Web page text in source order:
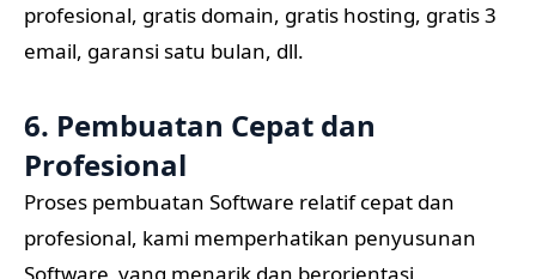
profesional, gratis domain, gratis hosting, gratis 3
email, garansi satu bulan, dll.
6. Pembuatan Cepat dan
Profesional
Proses pembuatan Software relatif cepat dan
profesional, kami memperhatikan penyusunan